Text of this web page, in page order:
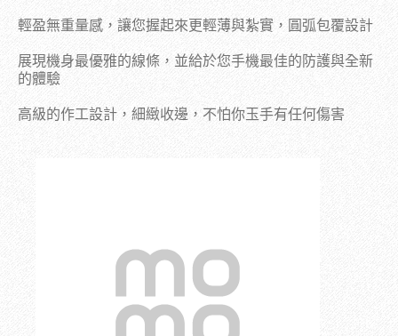
輕盈無重量感，讓您握起來更輕薄與紮實，圓弧包覆設計
展現機身最優雅的線條，並給於您手機最佳的防護與全新
的體驗
高級的作工設計， 細緻收邊，不怕你玉手有任何傷害